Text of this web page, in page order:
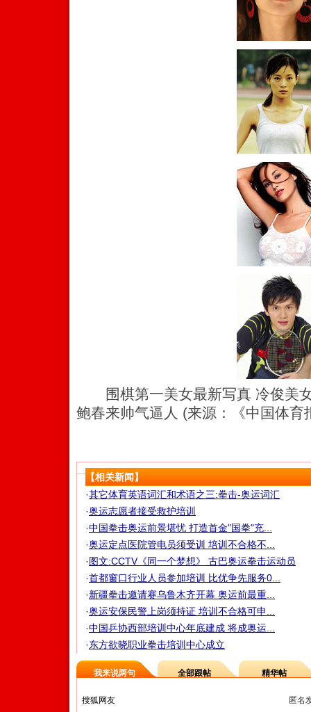
围棋第一美女最新写真 冷俊美
鲍春来帅气逼人 (来源：《中国体育
【相关新闻】
·其它体育英语词汇和术语之三:拳击-奥运词汇
·奥运志愿者接受救护培训
·中国拳击奥运前景堪忧 打造首金"国拳"充...
·奥运定点医院管电员须受训 培训不合格不...
·图文:CCTV《同一个梦想》 古巴奥运拳击运动员
·首都窗口行业人员参加培训 比优争先服务0...
·新疆拳击邀请赛乌鲁木齐开幕 奥运前最重...
·奥运安保民警上岗须持证 培训不合格可申...
·中国乒协西部培训中心年底建成 将成奥运...
·东方欲晓职业拳击培训中心成立
我来说两句 全部跟帖 精华帖
匿名